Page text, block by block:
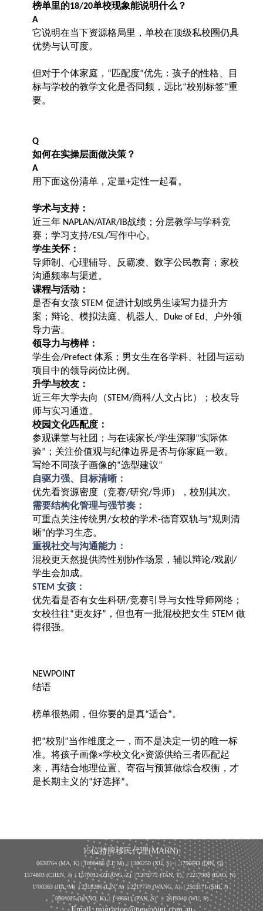
榜单里的18/20单校现象能说明什么？
A
它说明在当下资源格局里，单校在顶级私校圈仍具
优势与认可度。
但对于个体家庭， “匹配度”优先：孩子的性格、目
标与学校的教学文化是否同频，远比“校别标签”重
要。
Q
如何在实操层面做决策？
A
用下面这份清单，定量+定性一起看。
学术与支持：
近三年 NAPLAN/ATAR/IB战绩；分层教学与学科竞
赛；学习支持/ESL/写作中心。
学生关怀：
导师制、心理辅导、反霸凌、数字公民教育；家校
沟通频率与渠道。
课程与活动：
是否有女孩 STEM 促进计划或男生读写力提升方
案；辩论、模拟法庭、机器人、
Duke of Ed 、户外领
导力营。
领导力与榜样：
学生会/Prefect 体系；男女生在各学科、社团与运动
项目中的领导岗位比例。
升学与校友：
近三年大学去向（STEM/商科/人文占比）；校友导
师与实习通道。
校园文化匹配度：
参观课堂与社团；与在读家长/学生深聊“实际体
验” ；关注价值观与纪律边界是否与你家庭一致。
写给不同孩子画像的“选型建议”
自驱力强、目标清晰：
优先看资源密度（竞赛/研究/导师），校别其次。
需要结构化管理与强节奏：
可重点关注传统男/女校的学术-德育双轨与“规则清
晰”的学习生态。
重视社交与沟通能力：
混校更天然提供跨性别协作场景，辅以辩论/戏剧/
学生会加成。
STEM 女孩：
优先看是否有女生科研/竞赛引导与女性导师网络；
女校往往“更友好” ，但也有一批混校把女生 STEM 做
得很强。
NEWPOINT
结语
榜单很热闹，但你要的是真“适合”。
把“校别 ”当作维度之一，而不是决定一切的唯一标
准。将孩子画像×学校文化×资源供给三者匹配起
来，再结合地理位置、寄宿与预算做综合权衡，才
是长期主义的“好选择”。
15位持牌移民代理(MARN):
0638764 (MA, K) |1808486 (LI, M) | 1386250 (XU, S)| 1796643 (QIN, Q)
1574803 (CHEN, J) | 1570012 (ZHANG, Z) | 1279772 (TAN, T) | 2217988 (BAO, N)
1700363 (JIA, M) | 2318286 (LIN, A) | 2217779 (WANG, A) | 2519171 (SHI, J)
0964025 (WANG, K) | 1466611 (PAN, S)| 2619340 (WU, S)